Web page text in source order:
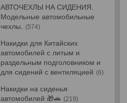
АВТОЧЕХЛЫ НА СИДЕНИЯ.
Модельные автомобильные
чехлы.
574
Накидки для Китайских
автомобилей с литым и
раздельным подголовником и
для сидений с вентиляцией
6
Накидки на сиденья
автомобилей 🎁🚗
219